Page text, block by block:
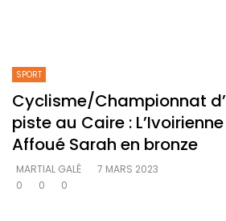
SPORT
Cyclisme/Championnat
piste au Caire :
Affoué Sarah en bronze
MARTIAL GALÉ
7 MARS 2023
0
0 0